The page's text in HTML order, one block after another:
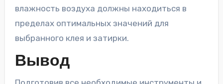
влажность воздуха должны находиться в
пределах оптимальных значений для
выбранного клея и затирки.
Вывод